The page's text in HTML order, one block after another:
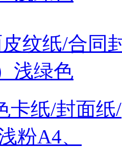
纹纸/合同
浅绿色